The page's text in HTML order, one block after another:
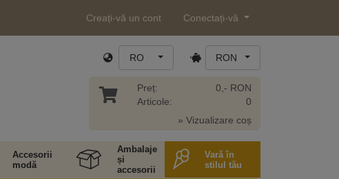
Creați-vă un cont Conectați-vă
RO RON
Preț:
Articole:
0,- RON
0
» Vizualizare coș
Accesorii
modă
Ambalaje
și
accesorii
Vară în
stilul tău